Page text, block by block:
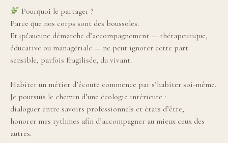
Pourquoi le partager ?
Parce que nos corps sont des boussoles.
Et qu’aucune démarche d’accompagnement — thérapeutique,
éducative ou managériale — ne peut ignorer cette part
sensible, parfois fragilisée, du vivant.
Habiter un métier d’écoute commence par s’habiter soi-même.
Je poursuis le chemin d’une écologie intérieure :
dialoguer entre savoirs professionnels et états d’être,
honorer mes rythmes afin d’accompagner au mieux ceux des
autres.